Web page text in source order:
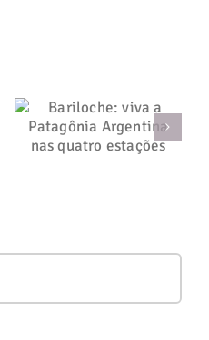
Bariloche: viva
a Patagônia
Argentina nas